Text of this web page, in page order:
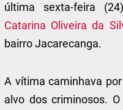
última sexta-feira
Catarina Oliveira da
bairro Jacarecanga.
A vítima caminhava
alvo dos criminosos.